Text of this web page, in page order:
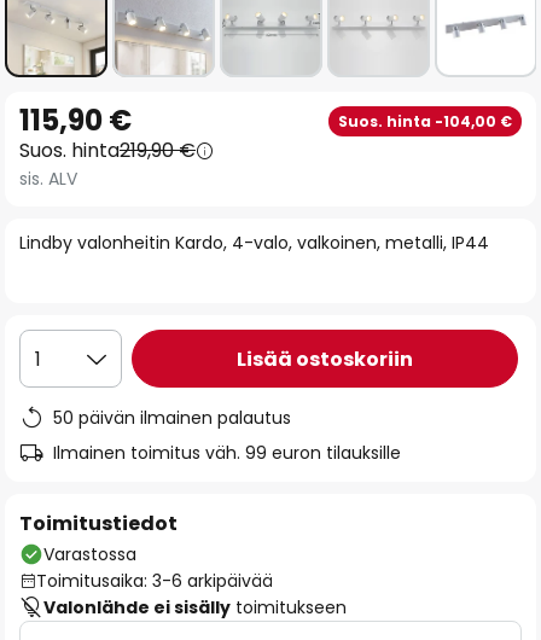
to
the
beginning
the
Lindby valonheitin Kardo, 4-valo, valkoinen, metalli, IP44
115,90 € Suos. hinta -104,00 €
Suos. hinta219,90 €
sis. ALV
1 Lisää ostoskoriin
50 päivän ilmainen palautus
Ilmainen toimitus väh. 99 euron tilauksille
Toimitustiedot
Varastossa
Toimitusaika: 3-6 arkipäivää
Valonlähde ei sisälly toimitukseen